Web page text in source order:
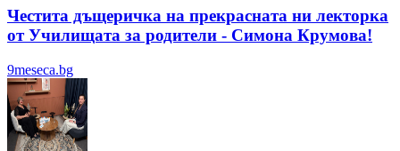
Честита дъщеричка на прекрасната ни лекторка
от Училищата за родители - Симона Крумова!
9meseca.bg